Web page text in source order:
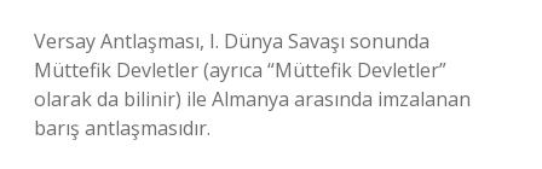
Versay Antlaşması, I. Dünya Savaşı sonunda
Müttefik Devletler (ayrıca “Müttefik Devletler”
olarak da bilinir) ile Almanya arasında imzalanan
barış antlaşmasıdır.